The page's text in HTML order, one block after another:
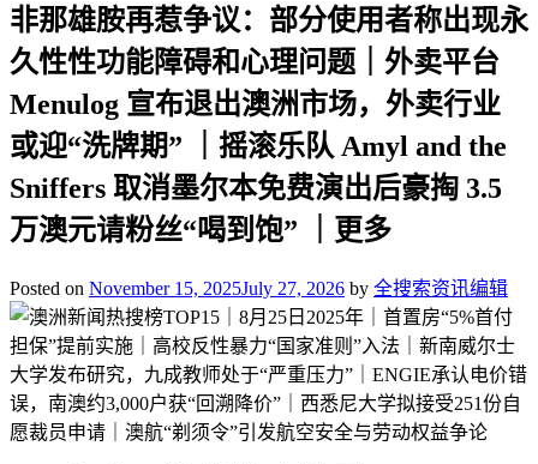
非那雄胺再惹争议：部分使用者称出现永
久性性功能障碍和心理问题｜外卖平台
Menulog 宣布退出澳洲市场，外卖行业
或迎“洗牌期” ｜摇滚乐队 Amyl and the
Sniffers 取消墨尔本免费演出后豪掏 3.5
万澳元请粉丝“喝到饱” ｜更多
Posted on November 15, 2025July 27, 2026 by 全搜索资讯编辑